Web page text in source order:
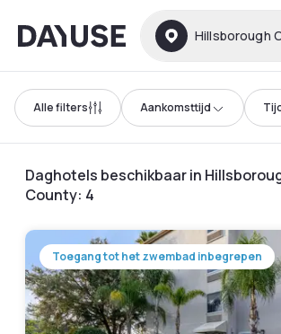
Dayuse Hillsborough
Alle filters Aankomsttijd
Daghotels beschikbaar in
County: 4
Toegang tot het zwembad inbegrepen